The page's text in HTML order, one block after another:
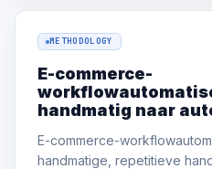
METHODOLOGY
E-commerce-
handmatig naar
E-commerce-
handmatige, repetitieve